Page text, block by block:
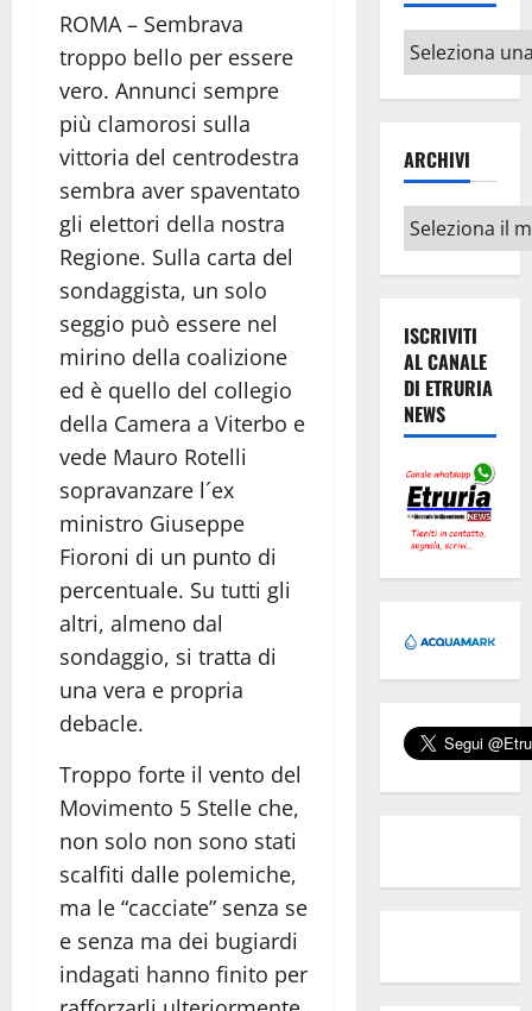
ROMA – Sembrava
troppo bello per essere
vero. Annunci sempre
più clamorosi sulla
vittoria del centrodestra
sembra aver spaventato
gli elettori della nostra
Regione. Sulla carta del
sondaggista, un solo
seggio può essere nel
mirino della coalizione
ed è quello del collegio
della Camera a Viterbo e
vede Mauro Rotelli
sopravanzare l´ex
ministro Giuseppe
Fioroni di un punto di
percentuale. Su tutti gli
altri, almeno dal
sondaggio, si tratta di
una vera e propria
debacle.
Troppo forte il vento del
Movimento 5 Stelle che,
non solo non sono stati
scalfiti dalle polemiche,
ma le “cacciate” senza se
e senza ma dei bugiardi
indagati hanno finito per
Altri
argomenti
ARCHIVI
Archivi
ISCRIVITI
AL CANALE
DI ETRURIA
NEWS